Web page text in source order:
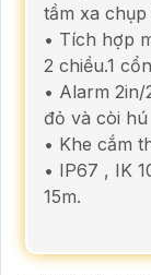
tầm xa
• Tích hợp
2 chiều.1
• Alarm
đỏ và còi hú
• Khe cắm
• IP67 , IK
15m.